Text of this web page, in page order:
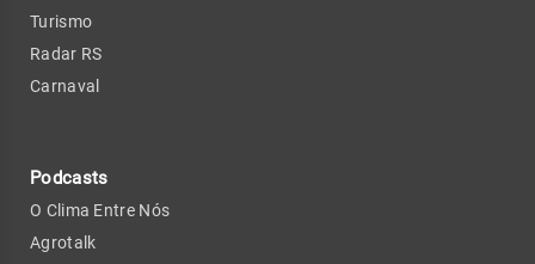
Turismo
Radar RS
Carnaval
Podcasts
O Clima Entre Nós
Agrotalk